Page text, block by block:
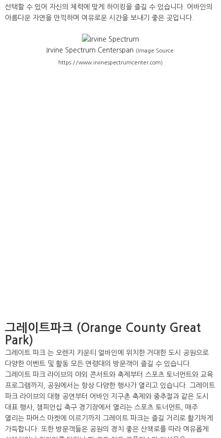
선택할 수 있어 자신의 체력에 맞게 하이킹을 즐길 수 있습니다. 어바인의
아름다운 자연을 만끽하며 여유로운 시간을 보내기 좋은 곳입니다.
Irvine Spectrum Centerspan (Image Source:
https://www.irvinespectrumcenter.com)
그레이트파크 (Orange County Great
Park)
그레이트 파크 는 오렌지 카운티 얼바인에 위치한 거대한 도시 공원으로
다양한 이벤트 및 활동 모든 연령대의 방문객이 즐길 수 있습니다.
그레이트 파크 라이브의 야외 콘서트와 축제부터 스포츠 토너먼트와 교육
프로그램까지, 공원에서는 항상 다양한 행사가 열리고 있습니다. 그레이트
파크 라이브의 대형 공연부터 어바인 지구촌 축제와 중추절과 같은 도시
대표 행사, 챔피언십 축구 경기장에서 열리는 스포츠 토너먼트, 매주
열리는 파머스 마켓에 이르기까지 그레이트 파크는 즐길 거리로 활기차게
가득합니다. 또한 방문객들은 공원의 경치 좋은 산책로를 따라 여유롭게